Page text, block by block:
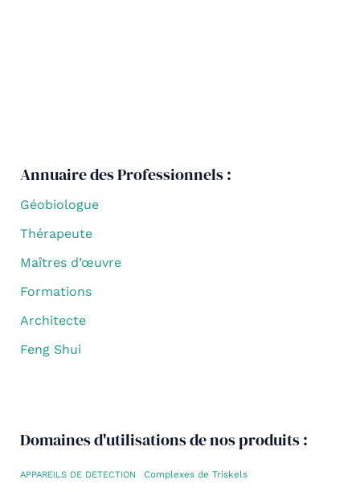
Annuaire des Professionnels :
Géobiologue
Thérapeute
Maîtres d’œuvre
Formations
Architecte
Feng Shui
Domaines d'utilisations de nos produits :
APPAREILS DE DETECTION Complexes de Triskels